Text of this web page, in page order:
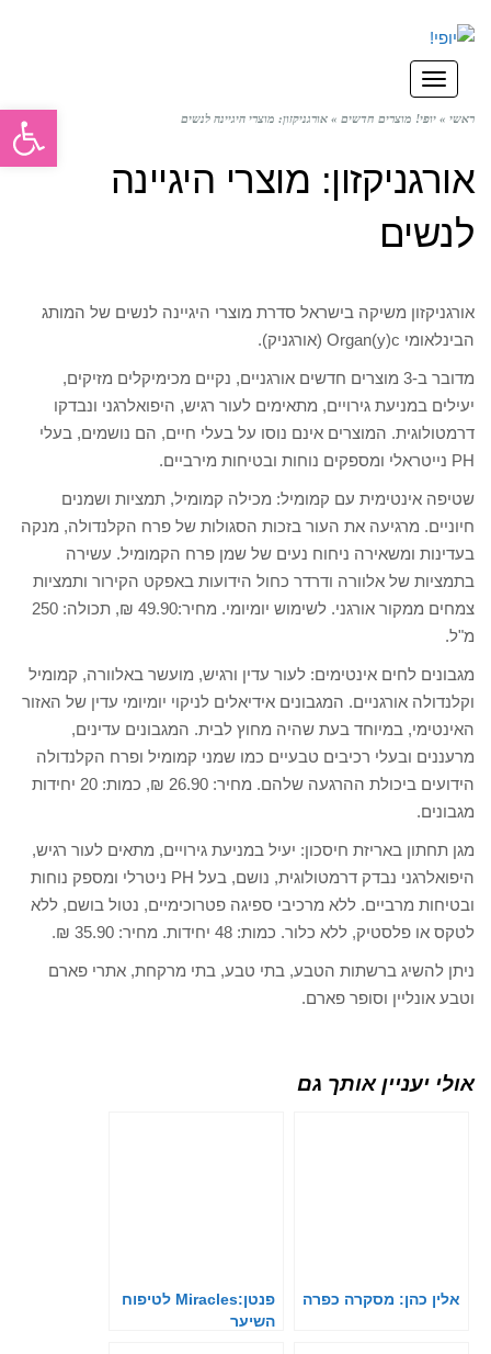
תפריט
ראשי » יופי! מוצרים חדשים » אורגניקזון: מוצרי היגיינה לנשים
אורגניקזון: מוצרי היגיינה
לנשים
אורגניקזון משיקה בישראל סדרת מוצרי היגיינה לנשים של המותג
הבינלאומי Organ(y)c (אורגניק).
מדובר ב-3 מוצרים חדשים אורגניים, נקיים מכימיקלים מזיקים,
יעילים במניעת גירויים, מתאימים לעור רגיש, היפואלרגני ונבדקו
דרמטולוגית. המוצרים אינם נוסו על בעלי חיים, הם נושמים, בעלי
PH נייטראלי ומספקים נוחות ובטיחות מירביים.
שטיפה אינטימית עם קמומיל: מכילה קמומיל, תמציות ושמנים
חיוניים. מרגיעה את העור בזכות הסגולות של פרח הקלנדולה, מנקה
בעדינות ומשאירה ניחוח נעים של שמן פרח הקמומיל. עשירה
בתמציות של אלוורה ודרדר כחול הידועות באפקט הקירור ותמציות
צמחים ממקור אורגני. לשימוש יומיומי. מחיר:49.90 ₪, תכולה: 250
מ"ל.
מגבונים לחים אינטימים: לעור עדין ורגיש, מועשר באלוורה, קמומיל
וקלנדולה אורגניים. המגבונים אידיאלים לניקוי יומיומי עדין של האזור
האינטימי, במיוחד בעת שהיה מחוץ לבית. המגבונים עדינים,
מרעננים ובעלי רכיבים טבעיים כמו שמני קמומיל ופרח הקלנדולה
הידועים ביכולת ההרגעה שלהם. מחיר: 26.90 ₪, כמות: 20 יחידות
מגבונים.
מגן תחתון באריזת חיסכון: יעיל במניעת גירויים, מתאים לעור רגיש,
היפואלרגני נבדק דרמטולוגית, נושם, בעל PH ניטרלי ומספק נוחות
ובטיחות מרביים. ללא מרכיבי ספיגה פטרוכימיים, נטול בושם, ללא
לטקס או פלסטיק, ללא כלור. כמות: 48 יחידות. מחיר: 35.90 ₪.
ניתן להשיג ברשתות הטבע, בתי טבע, בתי מרקחת, אתרי פארם
וטבע אונליין וסופר פארם.
אולי יעניין אותך גם
אלין כהן: מסקרה כפרה
פנטן:Miracles לטיפוח
השיער
פתח